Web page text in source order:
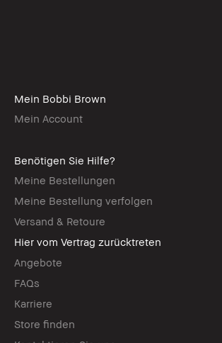
Mein Bobbi Brown
Mein Account
Benötigen Sie Hilfe?
Meine Bestellungen
Meine Bestellung verfolgen
Versand & Retoure
Hier vom Vertrag zurücktreten
Angebote
FAQs
Karriere
Store finden